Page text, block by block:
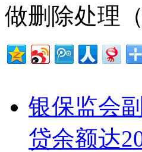
做删除处理
银保监会
贷余额达